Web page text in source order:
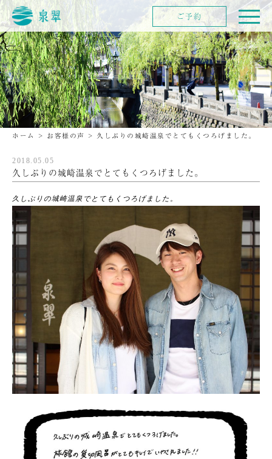
ホーム > お客様の声 > 久しぶりの城崎温泉でとてもくつろげました。
2018.05.05
久しぶりの城崎温泉でとてもくつろげました。
久しぶりの城崎温泉でとてもくつろげました。
ご予約